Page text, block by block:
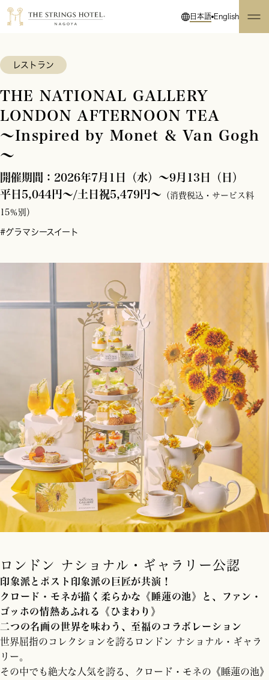
日本語 English
レストラン
THE NATIONAL GALLERY
LONDON AFTERNOON TEA
～Inspired by Monet & Van Gogh
～
開催期間：2026年7月1日（水）～9月13日（日）
平日5,044円～/土日祝5,479円～ （消費税込・サービス料
15％別）
#グラマシースイート
ロンドン ナショナル・ギャラリー公認
印象派とポスト印象派の巨匠が共演！
クロード・モネが描く柔らかな《睡蓮の池》と、ファン・
ゴッホの情熱あふれる《ひまわり》
二つの名画の世界を味わう、至福のコラボレーション
世界屈指のコレクションを誇るロンドン ナショナル・ギャラ
リー。
その中でも絶大な人気を誇る、クロード・モネの《睡蓮の池》